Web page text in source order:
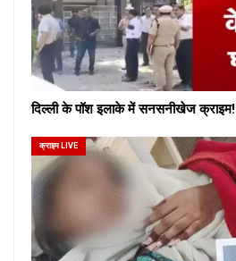
दिल्ली के पॉश इलाके में सनसनीखेज क्राइम!
क्राइम LIVE